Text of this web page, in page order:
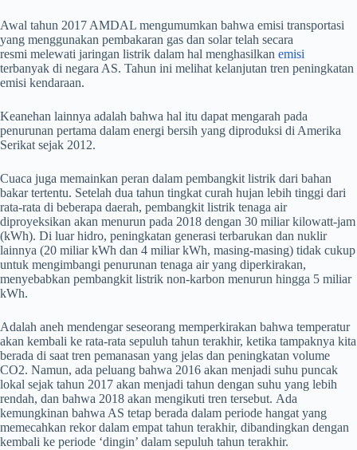
Awal tahun 2017 AMDAL mengumumkan bahwa emisi transportasi
yang menggunakan pembakaran gas dan solar telah secara
resmi melewati jaringan listrik dalam hal menghasilkan emisi
terbanyak di negara AS. Tahun ini melihat kelanjutan tren peningkatan
emisi kendaraan.
Keanehan lainnya adalah bahwa hal itu dapat mengarah pada
penurunan pertama dalam energi bersih yang diproduksi di Amerika
Serikat sejak 2012.
Cuaca juga memainkan peran dalam pembangkit listrik dari bahan
bakar tertentu. Setelah dua tahun tingkat curah hujan lebih tinggi dari
rata-rata di beberapa daerah, pembangkit listrik tenaga air
diproyeksikan akan menurun pada 2018 dengan 30 miliar kilowatt-jam
(kWh). Di luar hidro, peningkatan generasi terbarukan dan nuklir
lainnya (20 miliar kWh dan 4 miliar kWh, masing-masing) tidak cukup
untuk mengimbangi penurunan tenaga air yang diperkirakan,
menyebabkan pembangkit listrik non-karbon menurun hingga 5 miliar
kWh.
Adalah aneh mendengar seseorang memperkirakan bahwa temperatur
akan kembali ke rata-rata sepuluh tahun terakhir, ketika tampaknya kita
berada di saat tren pemanasan yang jelas dan peningkatan volume
CO2. Namun, ada peluang bahwa 2016 akan menjadi suhu puncak
lokal sejak tahun 2017 akan menjadi tahun dengan suhu yang lebih
rendah, dan bahwa 2018 akan mengikuti tren tersebut. Ada
kemungkinan bahwa AS tetap berada dalam periode hangat yang
memecahkan rekor dalam empat tahun terakhir, dibandingkan dengan
kembali ke periode ‘dingin’ dalam sepuluh tahun terakhir.